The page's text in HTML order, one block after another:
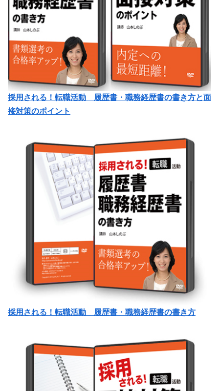
採用される！転職活動 履歴書・職務経歴書の書き方と面
接対策のポイント
採用される！転職活動 履歴書・職務経歴書の書き方